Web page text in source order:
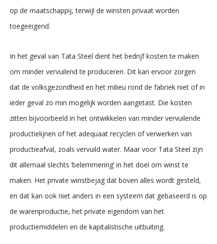
op de maatschappij, terwijl de winsten privaat worden
toegeëigend.
In het geval van Tata Steel dient het bedrijf kosten te maken
om minder vervuilend te produceren. Dit kan ervoor zorgen
dat de volksgezondheid en het milieu rond de fabriek niet of in
ieder geval zo min mogelijk worden aangetast. Die kosten
zitten bijvoorbeeld in het ontwikkelen van minder vervuilende
productielijnen of het adequaat recyclen of verwerken van
productieafval, zoals vervuild water. Maar voor Tata Steel zijn
dit allemaal slechts ‘belemmering’ in het doel om winst te
maken. Het private winstbejag dat boven alles wordt gesteld,
en dat kan ook niet anders in een systeem dat gebaseerd is op
de warenproductie, het private eigendom van het
productiemiddelen en de kapitalistische uitbuiting.